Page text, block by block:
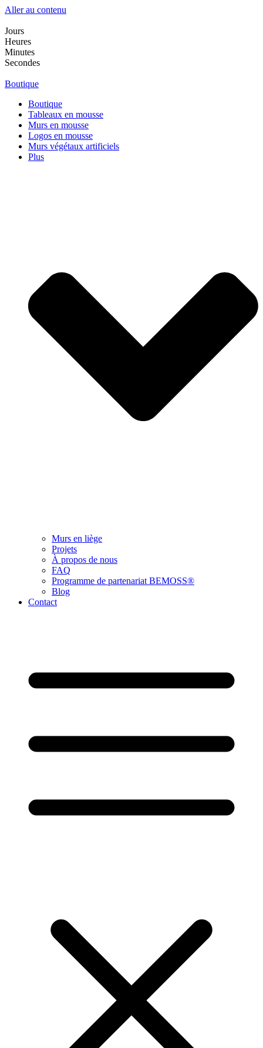
Aller au contenu
Jours
Heures
Minutes
Secondes
Boutique
Boutique
Tableaux en mousse
Murs en mousse
Logos en mousse
Murs végétaux artificiels
Plus
Murs en liège
Projets
À propos de nous
FAQ
Programme de partenariat BEMOSS®
Blog
Contact